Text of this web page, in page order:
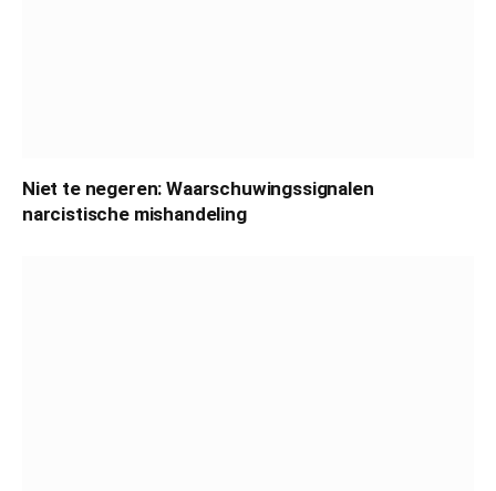
Niet te negeren: Waarschuwingssignalen
narcistische mishandeling